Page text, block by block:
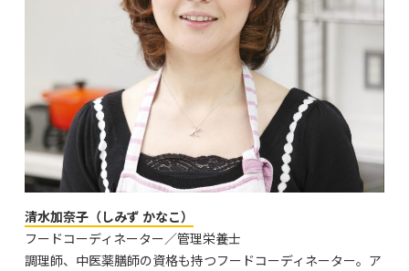
清水加奈子（しみず かなこ）
フードコーディネーター／管理栄養士
調理師、中医薬膳師の資格も持つフードコーディネーター。ア